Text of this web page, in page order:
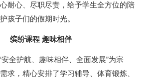
耐心、尽职尽责，给予学生全方位的陪
孩子们的假期时光。
缤纷课程 趣味相伴
全护航、趣味相伴、全面发展”为宗
求，精心安排了学习辅导、体育锻炼、